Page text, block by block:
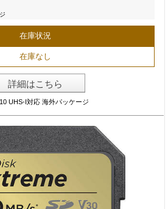
在庫状況
在庫なし
詳細はこちら
UHS-I対応 海外パッケージ